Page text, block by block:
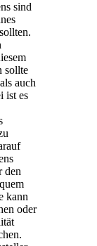
sind
sollte
auch
ist es
den
kann
oder